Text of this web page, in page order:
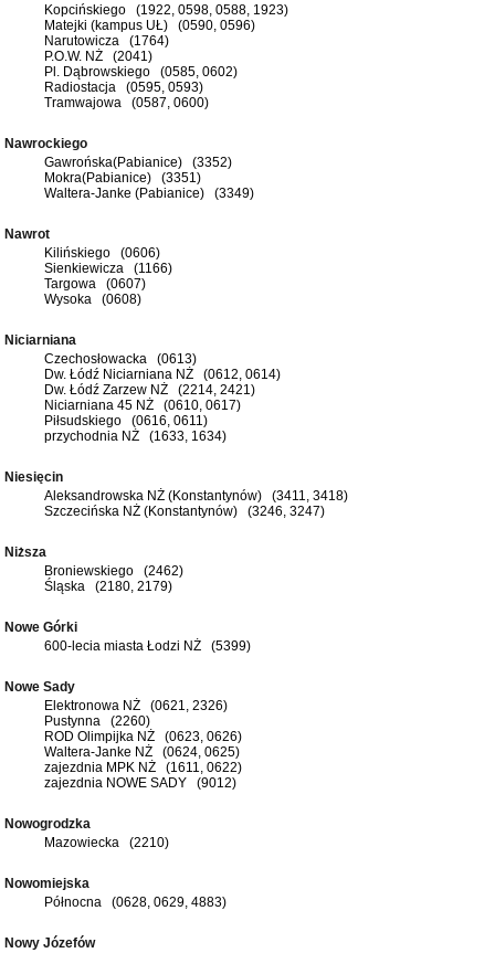
Kopcińskiego (1922, 0598, 0588, 1923)
Matejki (kampus UŁ) (0590, 0596)
Narutowicza (1764)
P.O.W. NŻ (2041)
Pl. Dąbrowskiego (0585, 0602)
Radiostacja (0595, 0593)
Tramwajowa (0587, 0600)
Nawrockiego
Gawrońska(Pabianice) (3352)
Mokra(Pabianice) (3351)
Waltera-Janke (Pabianice) (3349)
Nawrot
Kilińskiego (0606)
Sienkiewicza (1166)
Targowa (0607)
Wysoka (0608)
Niciarniana
Czechosłowacka (0613)
Dw. Łódź Niciarniana NŻ (0612, 0614)
Dw. Łódź Zarzew NŻ (2214, 2421)
Niciarniana 45 NŻ (0610, 0617)
Piłsudskiego (0616, 0611)
przychodnia NŻ (1633, 1634)
Niesięcin
Aleksandrowska NŻ (Konstantynów) (3411, 3418)
Szczecińska NŻ (Konstantynów) (3246, 3247)
Niższa
Broniewskiego (2462)
Śląska (2180, 2179)
Nowe Górki
600-lecia miasta Łodzi NŻ (5399)
Nowe Sady
Elektronowa NŻ (0621, 2326)
Pustynna (2260)
ROD Olimpijka NŻ (0623, 0626)
Waltera-Janke NŻ (0624, 0625)
zajezdnia MPK NŻ (1611, 0622)
zajezdnia NOWE SADY (9012)
Nowogrodzka
Mazowiecka (2210)
Nowomiejska
Północna (0628, 0629, 4883)
Nowy Józefów